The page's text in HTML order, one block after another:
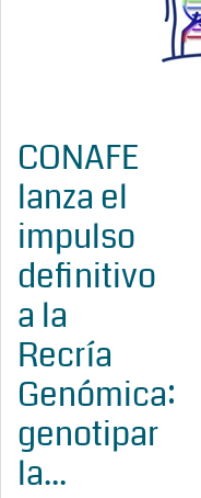
CONAFE
lanza el
impulso
definitivo
a la
Recría
Genómica:
genotipar
la...